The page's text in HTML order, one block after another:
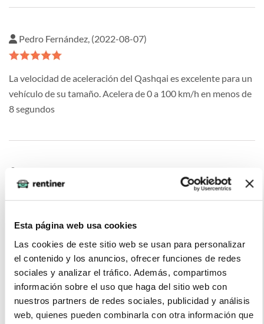
Esta página web usa cookies
Las cookies de este sitio web se usan para personalizar
el contenido y los anuncios, ofrecer funciones de redes
sociales y analizar el tráfico. Además, compartimos
información sobre el uso que haga del sitio web con
nuestros partners de redes sociales, publicidad y análisis
web, quienes pueden combinarla con otra información que
Pedro Fernández, (2022-08-07)
La velocidad de aceleración del Qashqai es excelente para un
vehículo de su tamaño. Acelera de 0 a 100 km/h en menos de
8 segundos
como otros vehículos de la misma categoría.
Sofía Gutiérrez, (2022-02-11)